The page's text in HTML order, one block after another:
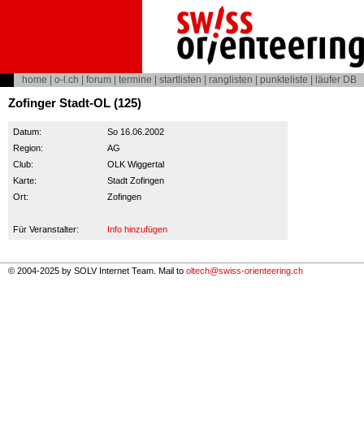
home o-l.ch forum termine startlisten ranglisten punkteliste läufer DB
Zofinger Stadt-OL (125)
Datum:
So 16.06.2002
Region:
AG
Club:
OLK Wiggertal
Karte:
Stadt Zofingen
Ort:
Zofingen
Für Veranstalter: Info hinzufügen
© 2004-2025 by SOLV Internet Team. Mail to oltech@swiss-orienteering.ch